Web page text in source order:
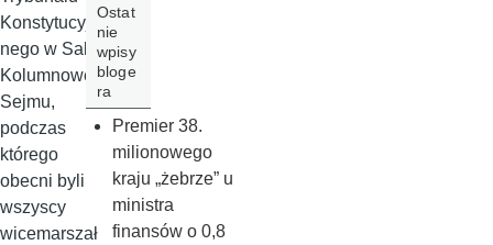
Konstytucyj
nego w Sali
Kolumnowej
Sejmu,
podczas
którego
obecni byli
wszyscy
wicemarszał
Ostat
nie
wpisy
bloge
ra
Premier 38.
milionowego
kraju „żebrze” u
ministra
finansów o 0,8